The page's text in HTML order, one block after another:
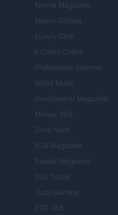
Nonne Magazine
Milano Cortina
Luxury Club
Il Calcio Online
Professione mamma
World Music
Investimenti Magazine
Money 365
Zona Nerd
B2B Magazine
People Magazine
Day Travel
Tutto Gaming
ESG 365